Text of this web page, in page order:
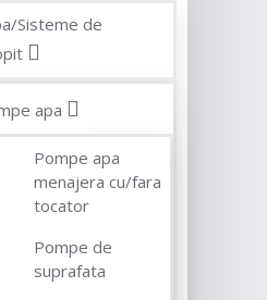
Sisteme de
apa
Pompe apa
menajera cu/fara
tocator
Pompe de
suprafata